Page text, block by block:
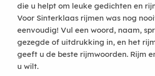
die u helpt om leuke gedichten en
Voor Sinterklaas rijmen was nog
eenvoudig! Vul een woord, naam,
gezegde of uitdrukking in, en het
geeft u de beste rijmwoorden. Rijm
u wilt.